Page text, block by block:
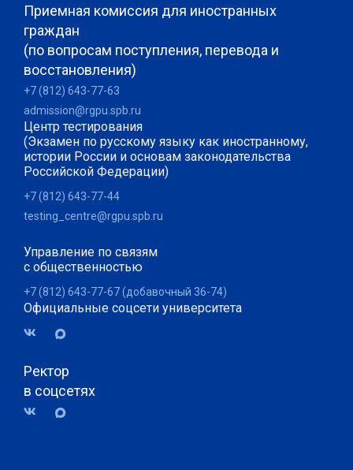
Приемная комиссия для иностранных
граждан
(по вопросам поступления, перевода и
восстановления)
+7 (812) 643-77-63
admission@rgpu.spb.ru
Центр тестирования
(Экзамен по русскому языку как иностранному,
истории России и основам законодательства
Российской Федерации)
+7 (812) 643-77-44
testing_centre@rgpu.spb.ru
Управление по связям
с общественностью
+7 (812) 643-77-67 (добавочный 36-74)
Официальные соцсети университета
Ректор
в соцсетях